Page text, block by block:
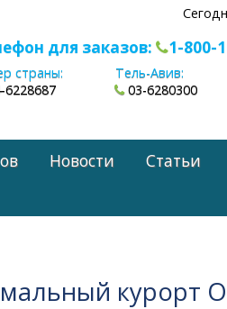
для заказов: 1-800-
страны:
Тель-Авив:
03-6280300
Новости Статьи
курорт